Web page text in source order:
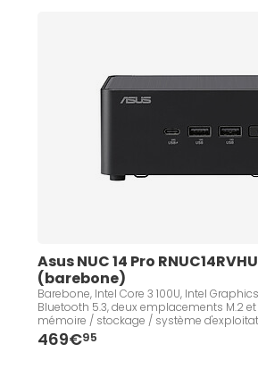
Asus NUC 14 Pro
(barebone)
Barebone, Intel Core 3 100U, Intel
Bluetooth 5.3, deux emplacements M.2 et
mémoire / stockage / système
469€95